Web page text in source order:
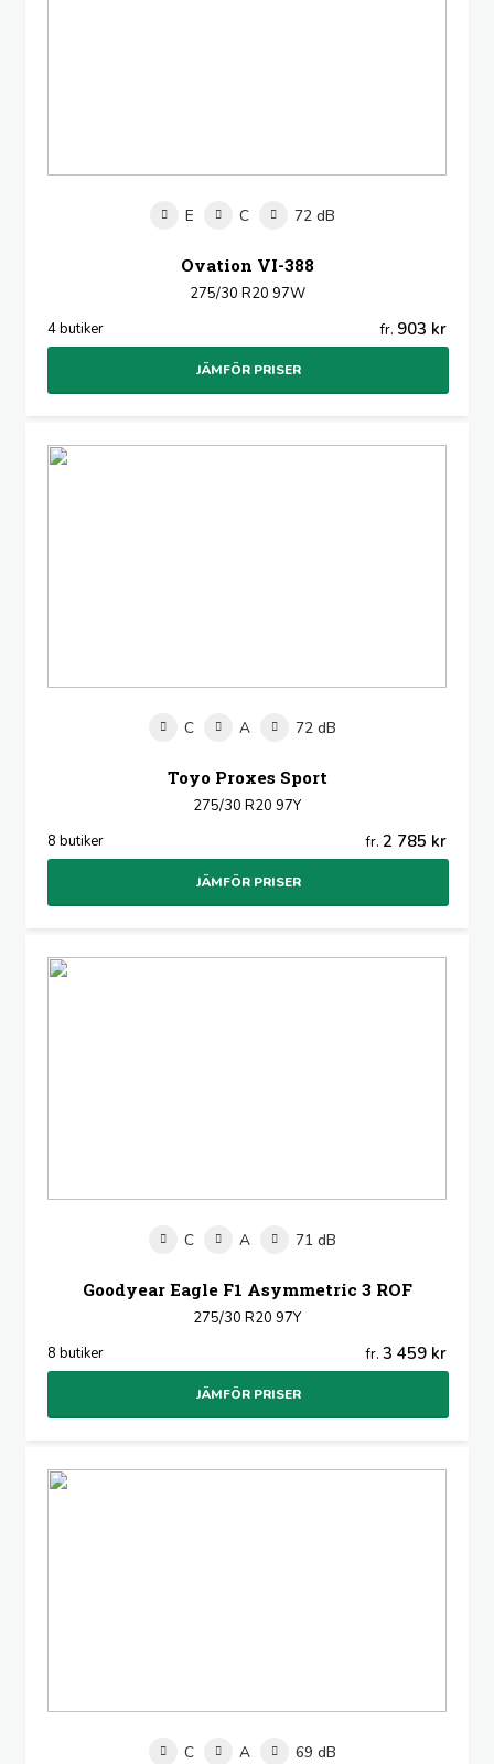
E C 72 dB
Ovation VI-388
275/30 R20 97W
4 butiker
fr. 903 kr
JÄMFÖR PRISER
C A 72 dB
Toyo Proxes Sport
275/30 R20 97Y
8 butiker
fr. 2 785 kr
JÄMFÖR PRISER
C A 71 dB
Goodyear Eagle F1 Asymmetric 3 ROF
275/30 R20 97Y
8 butiker
fr. 3 459 kr
JÄMFÖR PRISER
C A 69 dB